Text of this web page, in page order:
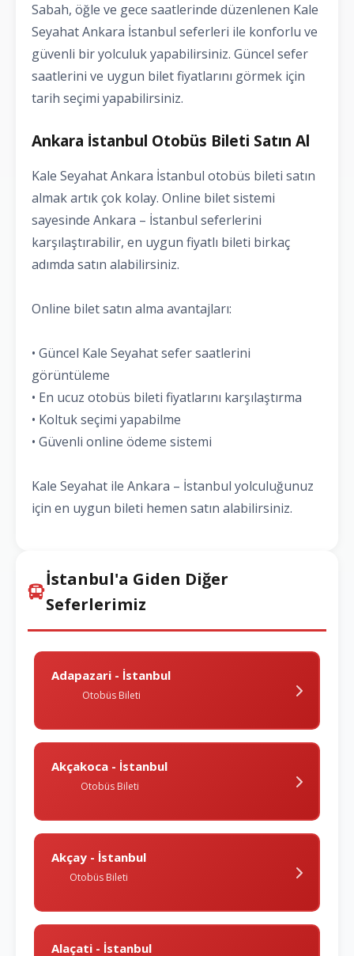
Sabah, öğle ve gece saatlerinde düzenlenen Kale
Seyahat Ankara İstanbul seferleri ile konforlu ve
güvenli bir yolculuk yapabilirsiniz. Güncel sefer
saatlerini ve uygun bilet fiyatlarını görmek için
tarih seçimi yapabilirsiniz.
Ankara İstanbul Otobüs Bileti Satın Al
Kale Seyahat Ankara İstanbul otobüs bileti satın
almak artık çok kolay. Online bilet sistemi
sayesinde Ankara – İstanbul seferlerini
karşılaştırabilir, en uygun fiyatlı bileti birkaç
adımda satın alabilirsiniz.
Online bilet satın alma avantajları:
• Güncel Kale Seyahat sefer saatlerini
görüntüleme
• En ucuz otobüs bileti fiyatlarını karşılaştırma
• Koltuk seçimi yapabilme
• Güvenli online ödeme sistemi
Kale Seyahat ile Ankara – İstanbul yolculuğunuz
için en uygun bileti hemen satın alabilirsiniz.
İstanbul'a Giden Diğer
Seferlerimiz
Adapazari - İstanbul
Otobüs Bileti
Akçakoca - İstanbul
Otobüs Bileti
Akçay - İstanbul
Otobüs Bileti
Alaçati - İstanbul